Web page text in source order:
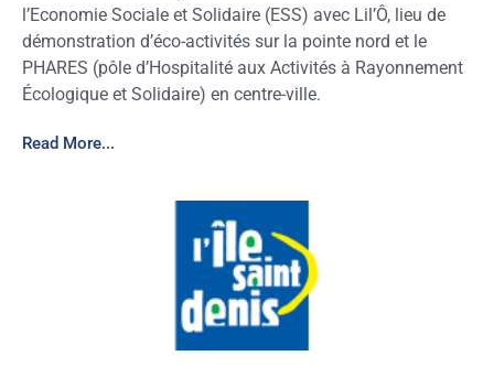
l’Economie Sociale et Solidaire (ESS) avec Lil’Ô, lieu de
démonstration d’éco-activités sur la pointe nord et le
PHARES (pôle d’Hospitalité aux Activités à Rayonnement
Écologique et Solidaire) en centre-ville.
Read More...